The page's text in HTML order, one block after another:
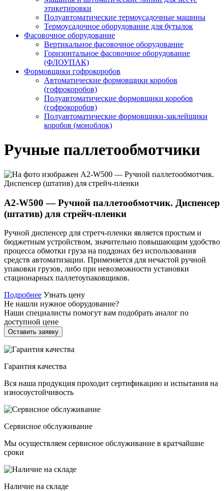
этикетировки
Полуавтоматические термоусадочные машины
Термоусадочное оборудование для бутылок
Фасовочное оборудование
Вертикальное фасовочное оборудование
Горизонтальное фасовочное оборудование
(ФЛОУПАК)
Формовщики гофрокоробов
Автоматические формовщики коробов
(гофрокоробов)
Полуавтоматические формовщики коробов
(гофрокоробов)
Полуавтоматические формовщики-заклейщики
коробов (моноблок)
Ручные паллетообмотчики
А2-W500 — Ручной паллетообмотчик. Диспенсер
(штатив) для стрейч-пленки
Ручной диспенсер для стретч-пленки является простым и
бюджетным устройством, значительно повышающим удобство
процесса обмотки груза на поддонах без использования
средств автоматизации. Применяется для нечастой ручной
упаковки грузов, либо при невозможности установки
стационарных паллетоупаковщиков.
Подробнее Узнать цену
Не нашли нужное оборудование?
Наши специалисты помогут вам подобрать аналог по
доступной цене
Оставить заявку
Гарантия качества
Вся наша продукция проходит сертификацию и испытания на
износоустойчивость
Сервисное обслуживание
Мы осуществляем сервисное обслуживание в кратчайшие
сроки
Наличие на складе